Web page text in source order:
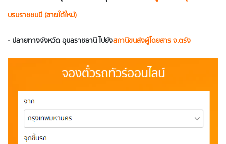
บรมราชชนนี (สายใต้ใหม่)
- ปลายทางจังหวัด อุบลราชธานี ไปยังสถานีขนส่งผู้โดยสาร จ.ตรัง